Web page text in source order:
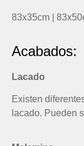
83x35cm |
Acabados:
Lacado
Existen
lacado. Pueden